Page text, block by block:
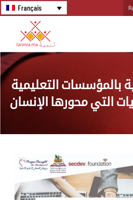
Français
بالمؤسسات التعليمية
التي محورها الإنسان